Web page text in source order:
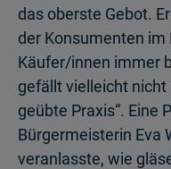
das oberste Gebot.
der Konsumenten im
Käufer/innen immer
gefällt vielleicht
geübte Praxis“. Eine
Bürgermeisterin Eva
veranlasste, wie